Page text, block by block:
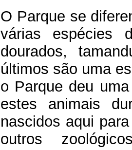
O Parque se
várias espécies
dourados,
últimos são uma
o Parque deu
estes animais
nascidos aqui
outros